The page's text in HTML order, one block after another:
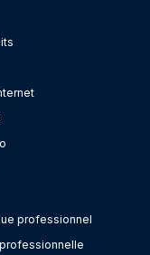
professionnel